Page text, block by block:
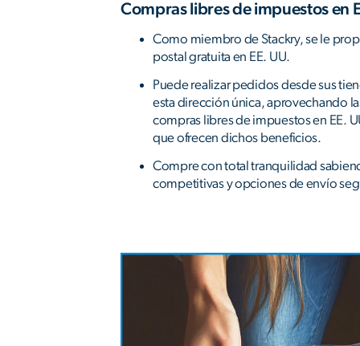
Compras libres de impuestos en
Como miembro de Stackry, se le
postal gratuita en EE. UU.
Puede realizar pedidos desde sus
esta dirección única, aprovechando
compras libres de impuestos en EE.
que ofrecen dichos beneficios.
Compre con total tranquilidad
competitivas y opciones de envío